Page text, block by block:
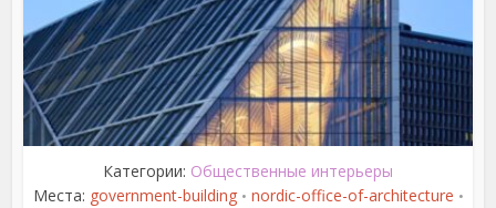
Категории: Общественные интерьеры
Места: government-building • nordic-office-of-architecture •